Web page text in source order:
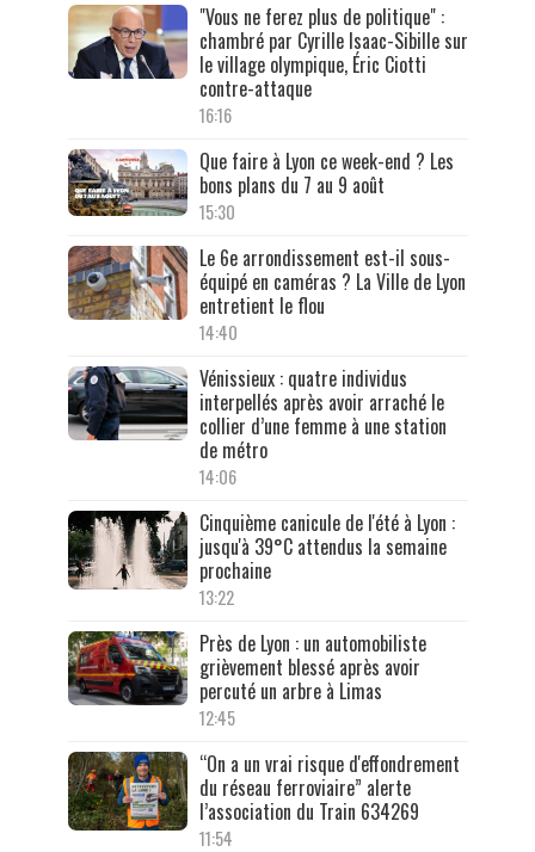
"Vous ne ferez plus de politique" :
chambré par Cyrille Isaac-Sibille sur
le village olympique, Éric Ciotti
contre-attaque
16:16
Que faire à Lyon ce week-end ? Les
bons plans du 7 au 9 août
15:30
Le 6e arrondissement est-il sous-
équipé en caméras ? La Ville de Lyon
entretient le flou
14:40
Vénissieux : quatre individus
interpellés après avoir arraché le
collier d’une femme à une station
de métro
14:06
Cinquième canicule de l'été à Lyon :
jusqu'à 39°C attendus la semaine
prochaine
13:22
Près de Lyon : un automobiliste
grièvement blessé après avoir
percuté un arbre à Limas
12:45
“On a un vrai risque d'effondrement
du réseau ferroviaire” alerte
l’association du Train 634269
11:54